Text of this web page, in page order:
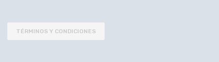
TÉRMINOS Y CONDICIONES